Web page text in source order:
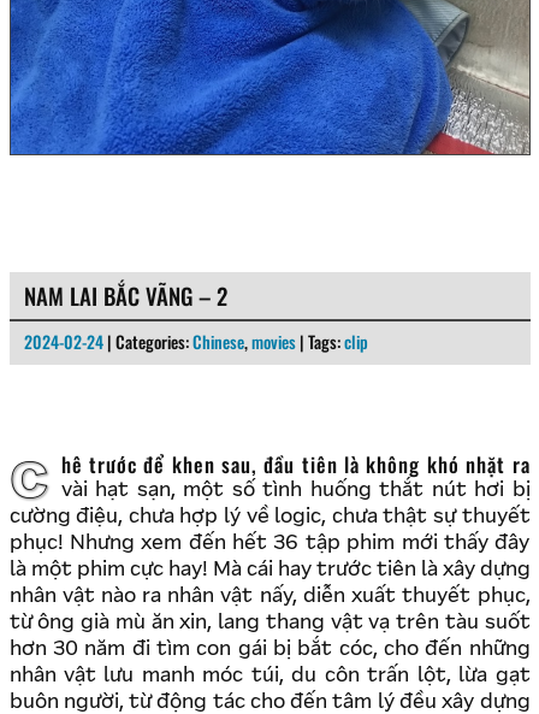
NAM LAI BẮC VÃNG – 2
2024-02-24 | Categories:Chinese,movies | Tags:clip
Chê trước để khen sau, đầu tiên là không khó nhặt ra
vài hạt sạn, một số tình huống thắt nút hơi bị
cường điệu, chưa hợp lý về logic, chưa thật sự thuyết
phục! Nhưng xem đến hết 36 tập phim mới thấy đây
là một phim cực hay! Mà cái hay trước tiên là xây dựng
nhân vật nào ra nhân vật nấy, diễn xuất thuyết phục,
từ ông già mù ăn xin, lang thang vật vạ trên tàu suốt
hơn 30 năm đi tìm con gái bị bắt cóc, cho đến những
nhân vật lưu manh móc túi, du côn trấn lột, lừa gạt
buôn người, từ động tác cho đến tâm lý đều xây dựng